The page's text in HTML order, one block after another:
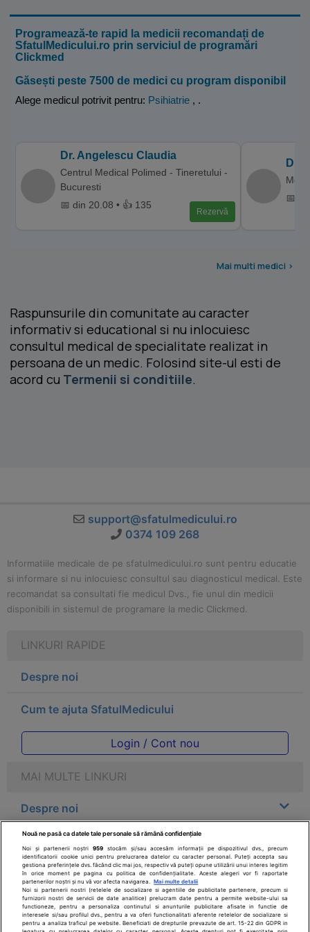
Programează-te rapid la medicii recomandați de
SfatulMedicului.ro prin serviciul de programări
Clickmed
Găsești peste 7500 de medici cu program disponibil
Alege medicul potrivit pentru: Psihiatrie , .
Dr. Angelescu Claudia
Centrul Medical Polimed - Tineretului -
Bucuresti
📅 din 20.08 • 👍 135
Rezervă
Dr.
📅
Mai multi medici >
Raspunsurile din comunitate au caracter
informativ si educational si nu inlocuiesc
consultul medical de specialitate realizat in
persoana de un medic. Folosind site-ul esti de
acord cu Termenii si conditiile.
support@sfatulmedicului.ro
0374 109 268
Informatiile medicale de pe sfatulmedicului.ro sunt pentru educatie
si informare si nu inlocuiesc consultul sau diagnosticul medical. Este
recomandat sa consultati fie medicul Dvs., fie unul din medicii
disponibili in sistemul de programare la medic Clickmed.
LINKURI RAPIDE
Despre noi
Cum te ajuta SfatulMedicului
Login / Cont nou
MAI MULTE LINKURI
Despre noi
Legal
Drepturile consumatorului
Parteneri
Nouă ne pasă ca datele tale personale să rămână confidențiale
Noi și partenerii noștri959 stocăm și/sau accesăm informații pe dispozitivul dvs., precum
identificatorii cookie unici pentru prelucrarea datelor cu caracter personal. Puteți accepta sau
gestiona preferințele dvs. făcând clic mai jos, respectiv vă puteți opune utilizării unui interes legitim
în orice moment pe pagina cu politica de confidențialitate. Aceste alegeri vor fi raportate
partenerilor noștri și nu vă vor afecta navigarea.
Mai multe detalii
Noi si partenerii nostri (retelele de socializare si agentiile de publicitate partenere, precum si
furnizorii nostri de servicii de date analitice) prelucram date pentru a permite website-ului sa
functioneze, pentru a personaliza continutul si anunturile publicitare afisate in functie de
interesele si/sau profilul dvs., pentru a va oferi functionalitati aferente retelelor de socializare si
pentru a analiza traficul pe website. Beneficiati de drepturile prevazute de art. 15-22 din GDPR in